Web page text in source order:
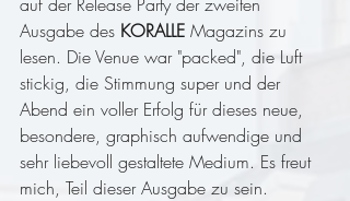
Ausgabe des KORALLE Magazins zu
lesen. Die Venue war "packed", die Luft
stickig, die Stimmung super und der
Abend ein voller Erfolg für dieses neue,
besondere, graphisch aufwendige und
sehr liebevoll gestaltete Medium. Es freut
mich, Teil dieser Ausgabe zu sein.